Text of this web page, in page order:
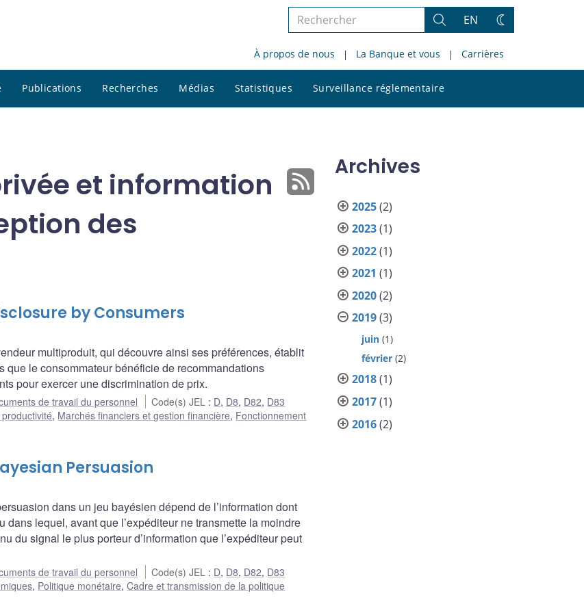
Rechercher
le
site
Rechercher
EN
Changez
thème
À propos de nous La Banque et vous Carrières
Publications Recherches Médias Statistiques Surveillance réglementaire
le
et information
des
by Consumers
multiproduit, qui découvre ainsi ses préférences, établit
le consommateur bénéficie de recommandations
pour exercer une discrimination de prix.
de travail du personnel Code(s) JEL : D, D8, D82, D83
, Marchés financiers et gestion financière, Fonctionnement
Persuasion
dans un jeu bayésien dépend de l’information dont
lequel, avant que l’expéditeur ne transmette la moindre
du signal le plus porteur d’information que l’expéditeur peut
de travail du personnel Code(s) JEL : D, D8, D82, D83
, Politique monétaire,Cadre et transmission de la politique
Archives
2025(2)
2023(1)
2022(1)
2021 (1)
2020(2)
2019(3)
juin (1)
février (2)
2018(1)
2017(1)
2016(2)